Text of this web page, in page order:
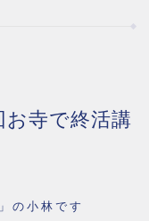
お寺で終活講
の小林です